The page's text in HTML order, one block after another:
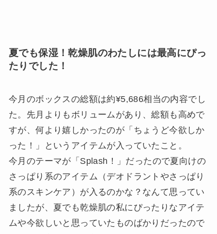
夏でも保湿！乾燥肌のわたしには最高にぴっ
たりでした！
今月のボックスの総額は約¥5,686相当の内容でし
た。先月よりもボリュームがあり、総額も高めで
すが、何より嬉しかったのが「ちょうど今欲しか
った！」というアイテムが入っていたこと。
今月のテーマが「Splash！」だったので夏向けの
さっぱり系のアイテム（デオドラントやさっぱり
系のスキンケア）が入るのかな？なんて思ってい
ましたが、夏でも乾燥肌の私にぴったりなアイテ
ムや今欲しいと思っていたものばかりだったので